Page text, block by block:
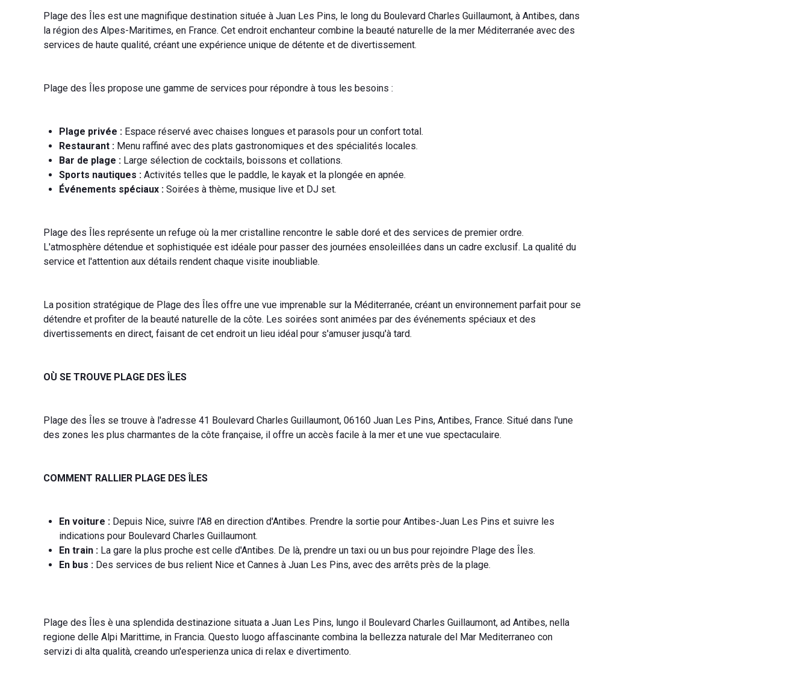
Plage des Îles est une magnifique destination située à Juan Les Pins, le long du Boulevard Charles Guillaumont, à Antibes, dans
la région des Alpes-Maritimes, en France. Cet endroit enchanteur combine la beauté naturelle de la mer Méditerranée avec des
services de haute qualité, créant une expérience unique de détente et de divertissement.
Plage des Îles propose une gamme de services pour répondre à tous les besoins :
Plage privée : Espace réservé avec chaises longues et parasols pour un confort total.
Restaurant : Menu raffiné avec des plats gastronomiques et des spécialités locales.
Bar de plage : Large sélection de cocktails, boissons et collations.
Sports nautiques : Activités telles que le paddle, le kayak et la plongée en apnée.
Événements spéciaux : Soirées à thème, musique live et DJ set.
Plage des Îles représente un refuge où la mer cristalline rencontre le sable doré et des services de premier ordre.
L'atmosphère détendue et sophistiquée est idéale pour passer des journées ensoleillées dans un cadre exclusif. La qualité du
service et l'attention aux détails rendent chaque visite inoubliable.
La position stratégique de Plage des Îles offre une vue imprenable sur la Méditerranée, créant un environnement parfait pour se
détendre et profiter de la beauté naturelle de la côte. Les soirées sont animées par des événements spéciaux et des
divertissements en direct, faisant de cet endroit un lieu idéal pour s'amuser jusqu'à tard.
OÙ SE TROUVE PLAGE DES ÎLES
Plage des Îles se trouve à l'adresse 41 Boulevard Charles Guillaumont, 06160 Juan Les Pins, Antibes, France. Situé dans l'une
des zones les plus charmantes de la côte française, il offre un accès facile à la mer et une vue spectaculaire.
COMMENT RALLIER PLAGE DES ÎLES
En voiture : Depuis Nice, suivre l'A8 en direction d'Antibes. Prendre la sortie pour Antibes-Juan Les Pins et suivre les
indications pour Boulevard Charles Guillaumont.
En train : La gare la plus proche est celle d'Antibes. De là, prendre un taxi ou un bus pour rejoindre Plage des Îles.
En bus : Des services de bus relient Nice et Cannes à Juan Les Pins, avec des arrêts près de la plage.
Plage des Îles è una splendida destinazione situata a Juan Les Pins, lungo il Boulevard Charles Guillaumont, ad Antibes, nella
regione delle Alpi Marittime, in Francia. Questo luogo affascinante combina la bellezza naturale del Mar Mediterraneo con
servizi di alta qualità, creando un'esperienza unica di relax e divertimento.